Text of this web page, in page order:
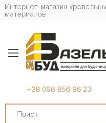
Интернет-магазин
материалов
Toggle mobile
+38 096 856 96 23
Search